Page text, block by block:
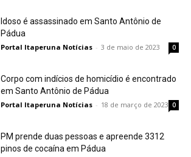
Idoso é assassinado em Santo Antônio de
Pádua
Portal Itaperuna Notícias - 3 de maio de 2023 0
Corpo com indícios de homicídio é encontrado
em Santo Antônio de Pádua
Portal Itaperuna Notícias - 18 de março de 2023 0
PM prende duas pessoas e apreende 3312
pinos de cocaína em Pádua